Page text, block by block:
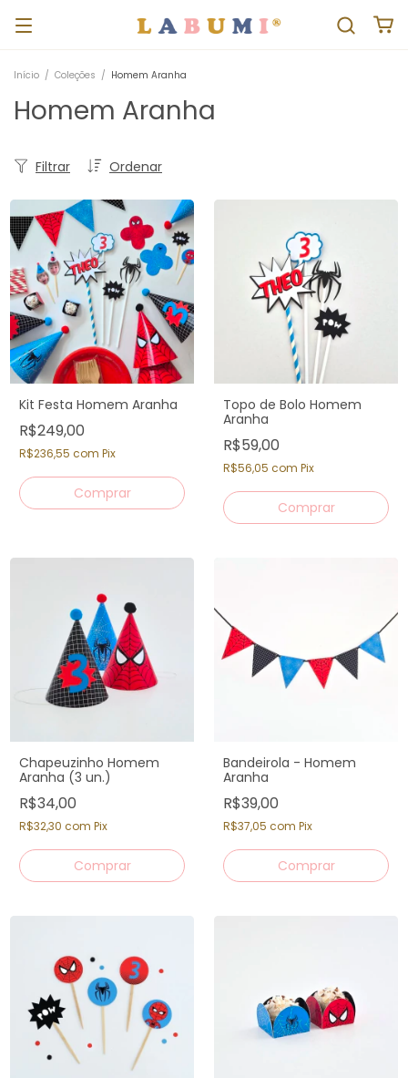
Início / Coleções / Homem Aranha
Homem Aranha
Ordenar
Filtrar
Kit Festa Homem Aranha
R$249,00
R$236,55 com Pix
Topo de Bolo Homem
Aranha
R$59,00
R$56,05 com Pix
Chapeuzinho Homem
Aranha (3 un.)
R$34,00
R$32,30 com Pix
Bandeirola - Homem
Aranha
R$39,00
R$37,05 com Pix